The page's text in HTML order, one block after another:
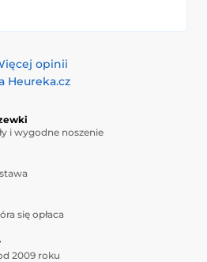
opinii
Heureka.cz
i wygodne noszenie
się opłaca
2009 roku